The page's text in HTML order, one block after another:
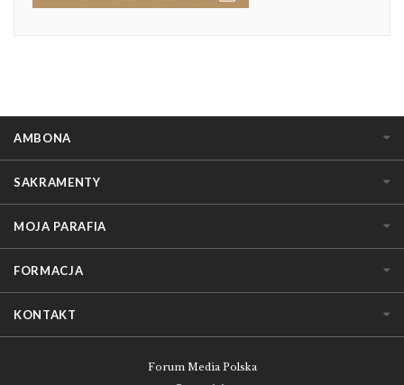
AMBONA
SAKRAMENTY
MOJA PARAFIA
FORMACJA
KONTAKT
Forum Media Polska